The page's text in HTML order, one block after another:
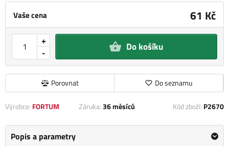
Vaše cena 61 Kč
-
+ Do košíku
Porovnat Do seznamu
Výrobce: FORTUM Záruka:36 měsíců Kód zboží: P2670
Popis a parametry